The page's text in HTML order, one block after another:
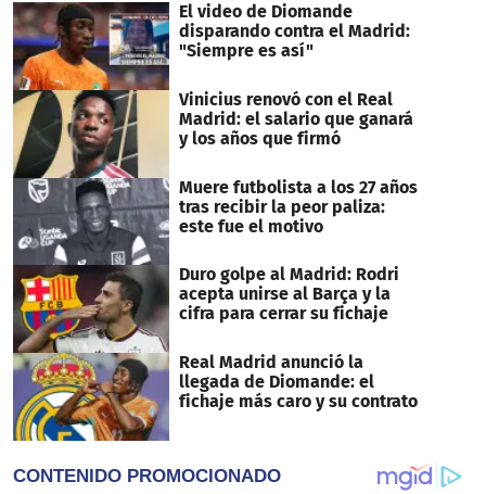
El video de Diomande
disparando contra el Madrid:
"Siempre es así"
Vinicius renovó con el Real
Madrid: el salario que ganará
y los años que firmó
Muere futbolista a los 27 años
tras recibir la peor paliza:
este fue el motivo
Duro golpe al Madrid: Rodri
acepta unirse al Barça y la
cifra para cerrar su fichaje
Real Madrid anunció la
llegada de Diomande: el
fichaje más caro y su contrato